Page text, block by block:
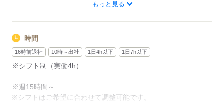
※試用期間（初回2ヵ月契約）もっと見る
時間
16時前退社 10時～出社 1日4h以下 1日7h以下
※シフト制（実働4h）
※週15時間～
※シフトはご希望に合わせて調整可能です。